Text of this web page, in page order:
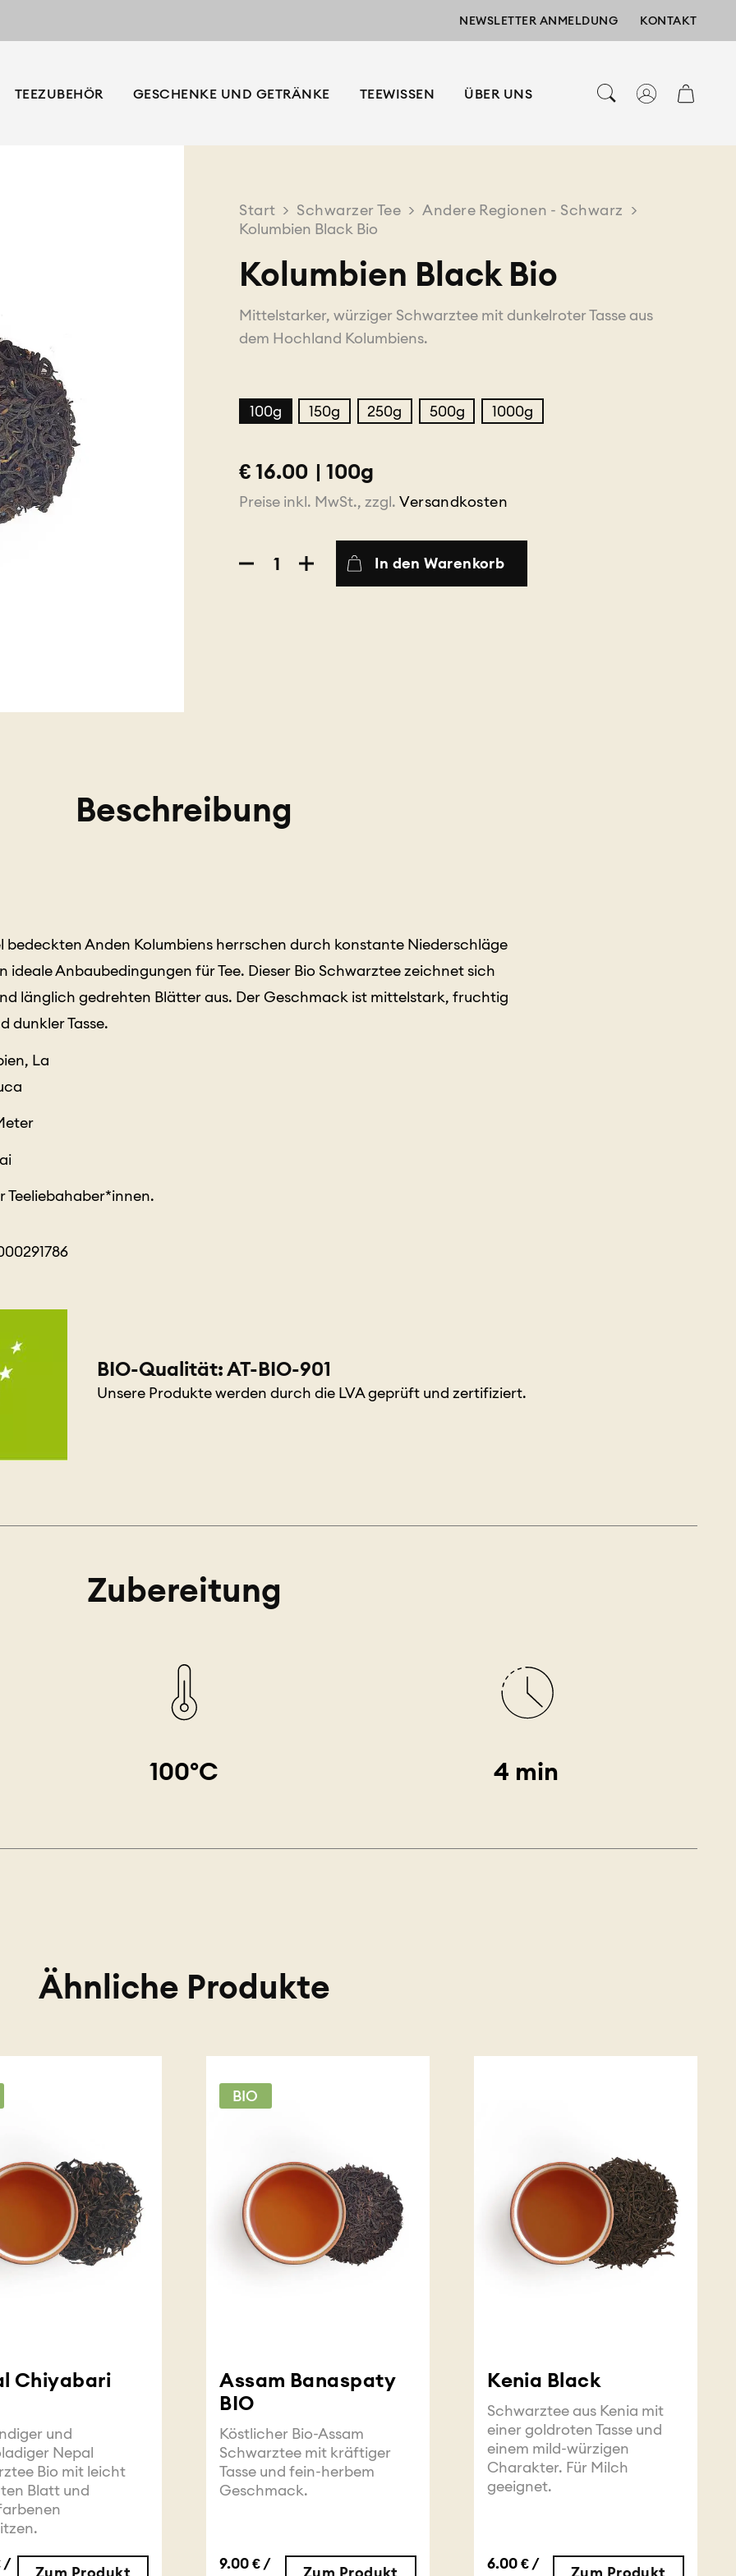
NEWSLETTER ANMELDUNG KONTAKT
TEEZUBEHÖR GESCHENKE UND GETRÄNKE TEEWISSEN ÜBER UNS
Start > Schwarzer Tee > Andere Regionen - Schwarz >
Kolumbien Black Bio
Kolumbien Black Bio
Mittelstarker, würziger Schwarztee mit dunkelroter Tasse aus
dem Hochland Kolumbiens.
100g 150g 250g 500g 1000g
€16.00 | 100g
Preise inkl. MwSt., zzgl.Versandkosten
Black
In den Warenkorb
Beschreibung
bedeckten Anden Kolumbiens herrschen durch konstante Niederschläge
ideale Anbaubedingungen für Tee. Dieser Bio Schwarztee zeichnet sich
länglich gedrehten Blätter aus. Der Geschmack ist mittelstark, fruchtig
dunkler Tasse.
La
Teeliebahaber*innen.
BIO-Qualität: AT-BIO-901
Unsere Produkte werden durch die LVA geprüft und zertifiziert.
Zubereitung
100°C 4 min
Ähnliche Produkte
Chiyabari
und
Nepal
Bio mit leicht
Blatt und
/
BIO
Assam Banaspaty
BIO
Köstlicher Bio-Assam
Schwarztee mit kräftiger
Tasse und fein-herbem
Geschmack.
9.00 € /
Kenia Black
Schwarztee aus Kenia mit
einer goldroten Tasse und
einem mild-würzigen
Charakter. Für Milch
geeignet.
6.00 € /